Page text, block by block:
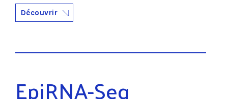
Découvrir
EpiRNA-Seq